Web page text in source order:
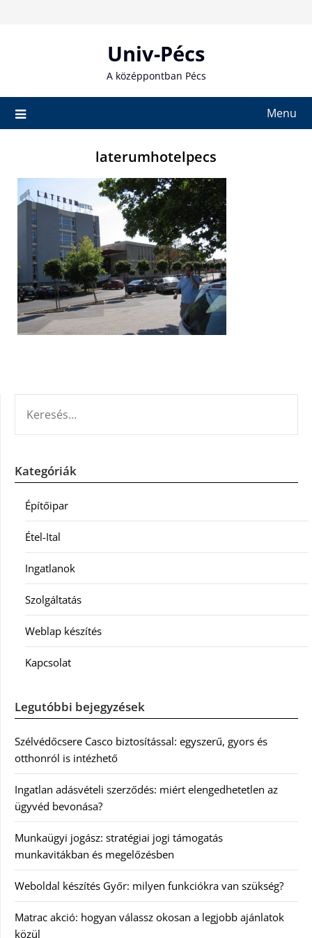
Univ-Pécs
A középpontban Pécs
Menu
laterumhotelpecs
Kategóriák
Építőipar
Étel-Ital
Ingatlanok
Szolgáltatás
Weblap készítés
Kapcsolat
Legutóbbi bejegyzések
Szélvédőcsere Casco biztosítással: egyszerű, gyors és
otthonról is intézhető
Ingatlan adásvételi szerződés: miért elengedhetetlen az
ügyvéd bevonása?
Munkaügyi jogász: stratégiai jogi támogatás
munkavitákban és megelőzésben
Weboldal készítés Győr: milyen funkciókra van szükség?
Matrac akció: hogyan válassz okosan a legjobb ajánlatok
közül